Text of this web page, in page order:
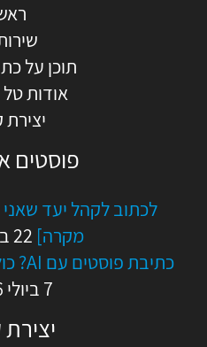
תוכן על
אודות טל
פוסטים
לכתוב לקהל יעד
מקרה] 22 ביולי 2026
כתיבת פוסטים עם AI? כולכם נשמעים אותו דבר
7 ביולי 2026